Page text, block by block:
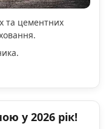
та цементних
у 2026 рік!